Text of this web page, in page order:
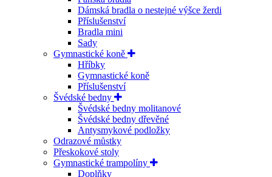
Dámská bradla o nestejné výšce žerdi
Příslušenství
Bradla mini
Sady
Gymnastické koně
Hříbky
Gymnastické koně
Příslušenství
Švédské bedny
Švédské bedny molitanové
Švédské bedny dřevěné
Antysmykové podložky
Odrazové můstky
Přeskokové stoly
Gymnastické trampolíny
Doplňky